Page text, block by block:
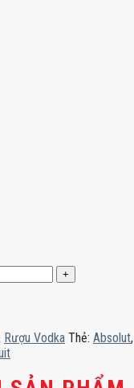
Rượu Vodka Thẻ: Absolut,